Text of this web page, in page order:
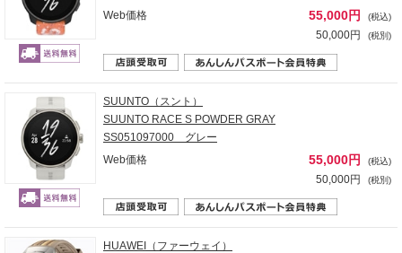
Web価格
55,000円 (税込)
50,000円 (税別)
SUUNTO（スント）
SUUNTO RACE S POWDER GRAY
SS051097000 グレー
Web価格
55,000円 (税込)
50,000円 (税別)
HUAWEI（ファーウェイ）